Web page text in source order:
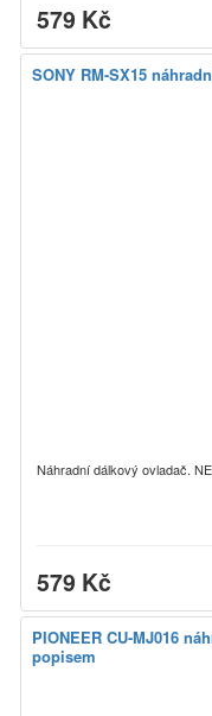
579 Kč
SONY RM-SX15
Náhradní dálkový ovladač.
579 Kč
PIONEER CU-MJ016
popisem